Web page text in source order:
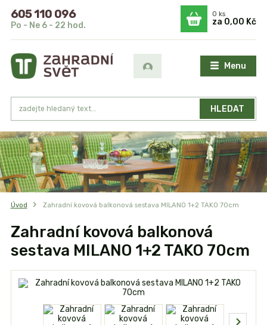
Menu
HLEDAT
605 110 096
Po - Ne 6 - 22 hod.
0ks
za 0,00 Kč
Úvod Zahradní kovová balkonová sestava MILANO 1+2 TAKO 70cm
Zahradní kovová balkonová
sestava MILANO 1+2 TAKO 70cm